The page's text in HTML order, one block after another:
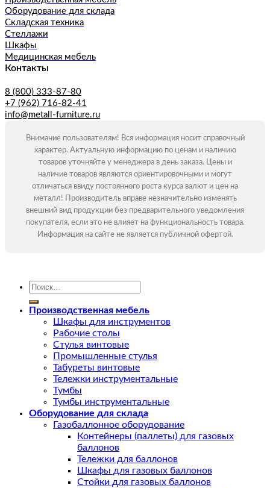
Оборудование для склада
Складская техника
Стеллажи
Шкафы
Медицинская мебель
Контакты
8 (800) 333-87-80
+7 (962) 716-82-41
info@metall-furniture.ru
Внимание пользователям! Вся информация носит справочный
характер. Актуальную информацию по ценам и наличию
товаров уточняйте у менеджера в день заказа. Цены и
наличие товаров являются ориентировочными и могут
отличаться ввиду постоянного роста курса валют и цен на
металл! Производитель вправе незначительно изменять
внешний вид продукции без предварительного уведомления
покупателя, если это не влияет на функциональность товара.
Информация на сайте не является публичной офертой.
Искать:
Производственная мебель
Шкафы для инструментов
Рабочие столы
Стулья винтовые
Промышленные стулья
Табуреты винтовые
Тележки инструментальные
Тумбы
Тумбы инструментальные
Оборудование для склада
Газобаллонное оборудование
Контейнеры (паллеты) для газовых
баллонов
Тележки для баллонов
Шкафы для газовых баллонов
Стойки для газовых баллонов